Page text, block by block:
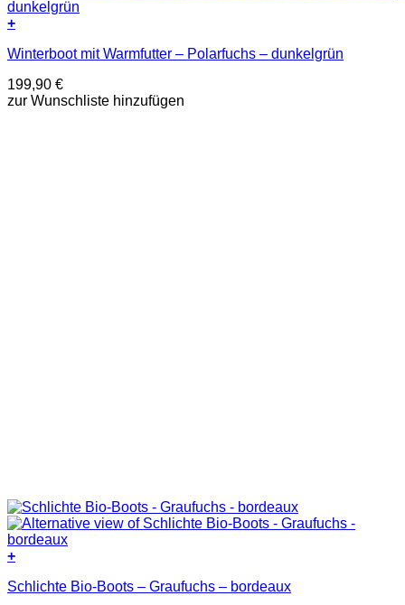
+
Produkt
mehrere
Varianten
Winterboot mit Warmfutter – Polarfuchs – dunkelgrün
199,90 €
zur Wunschliste hinzufügen
+
Produkt
Schlichte Bio-Boots – Graufuchs – bordeaux